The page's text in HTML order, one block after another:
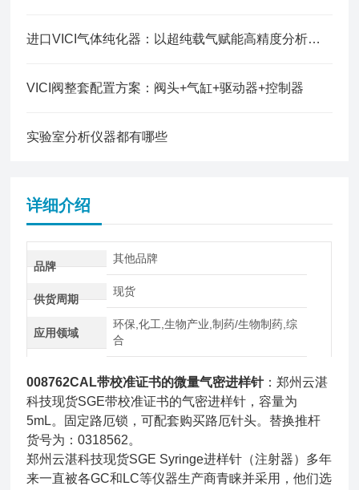
进口VICI气体纯化器：以超纯载气赋能高精度分析仪器
VICI阀整套配置方案：阀头+气缸+驱动器+控制器
实验室分析仪器都有哪些
详细介绍
品牌
其他品牌
供货周期
现货
应用领域
环保,化工,生物产业,制药/生物制药,综
合
008762CAL带校准证书的微量气密进样针：郑州云湛
科技现货SGE带校准证书的气密进样针，容量为
5mL。固定路厄锁，可配套购买路厄针头。替换推杆
货号为：0318562。
郑州云湛科技现货SGE Syringe进样针（注射器）多年
来一直被各GC和LC等仪器生产商青睐并采用，他们选